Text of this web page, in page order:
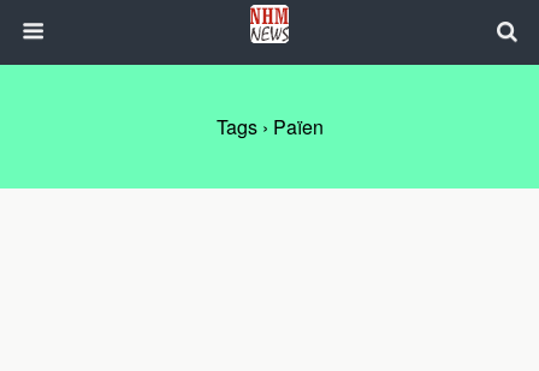
Tags › Païen